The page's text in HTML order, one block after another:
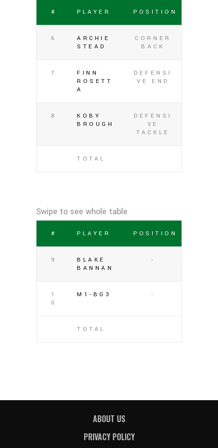
# PLAYER POSITION
6
ARCHIE
STEAD
CORNER
BACK
7
FINN
ROSETT
A
DEFENSI
VE END
8
KOBY
BROUGH
DEFENSI
VE
TACKLE
TOTAL
# PLAYER POSITION
9
BLAKE
BANNAN
-
1
0
M1-BG3 -
TOTAL
ABOUT US
PRIVACY POLICY